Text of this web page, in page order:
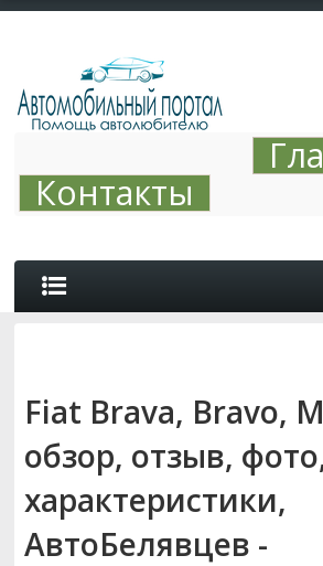
Контакты
СОВЕТЫ
РЕМОНТ ВАЗ
Fiat Brava, Bravo,
обзор, отзыв,
характеристики,
АвтоБелявцев -